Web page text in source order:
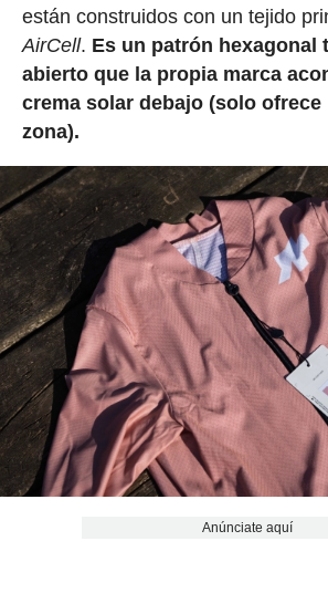
están construidos con un tejido
AirCell. Es un patrón hexagonal
abierto que la propia marca
crema solar debajo (solo ofrece
zona).
Anúnciate aquí